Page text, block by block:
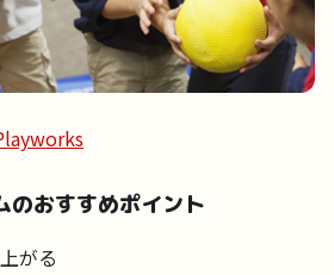
のおすすめポイント
がる